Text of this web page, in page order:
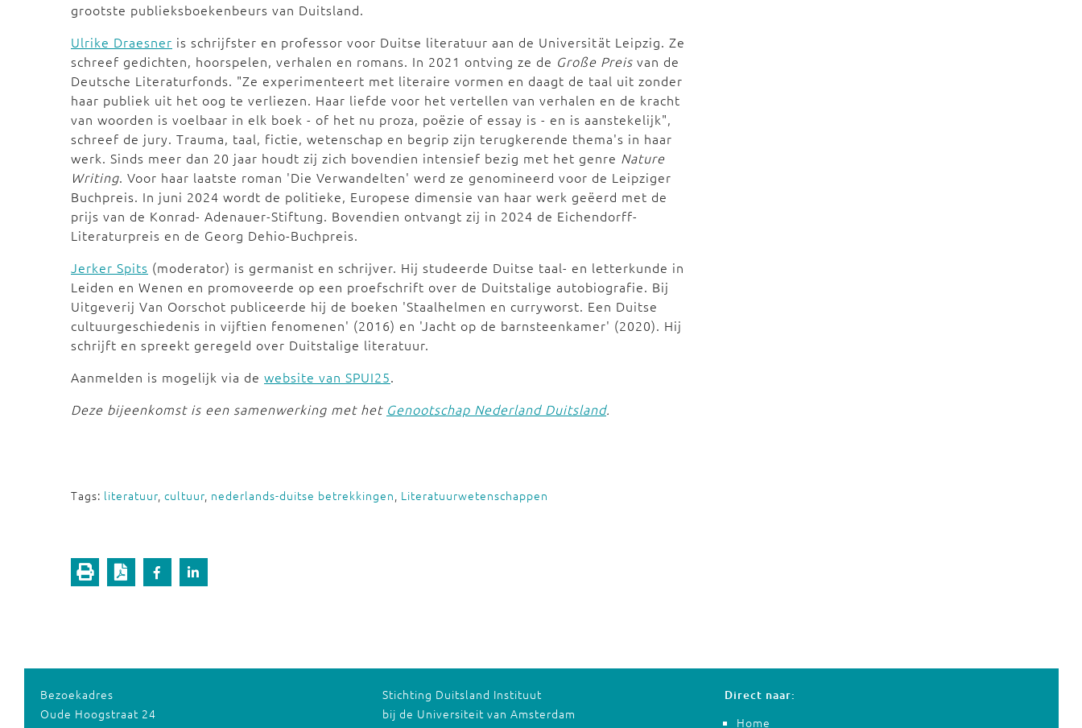
grootste publieksboekenbeurs van Duitsland.
Ulrike Draesner is schrijfster en professor voor Duitse literatuur aan de Universit؜ät Leipzig. Ze
schreef gedichten, hoorspelen, verhalen en romans. In 2021 ontving ze de Große Preis van de
Deutsche Literaturfonds. "Ze experimenteert met literaire vormen en daagt de taal uit zonder
haar publiek uit het oog te verliezen. Haar liefde voor het vertellen van verhalen en de kracht
van woorden is voelbaar in elk boek - of het nu proza, poëzie of essay is - en is aanstekelijk",
schreef de jury. Trauma, taal, fictie, wetenschap en begrip zijn terugkerende thema's in haar
werk. Sinds meer dan 20 jaar houdt zij zich bovendien intensief bezig met het genre Nature
Writing. Voor haar laatste roman 'Die Verwandelten' werd ze genomineerd voor de Leipziger
Buchpreis. In juni 2024 wordt de politieke, Europese dimensie van haar werk geëerd met de
prijs van de Konrad- Adenauer-Stiftung. Bovendien ontvangt zij in 2024 de Eichendorff-
Literaturpreis en de Georg Dehio-Buchpreis.
Jerker Spits (moderator) is germanist en schrijver. Hij studeerde Duitse taal- en letterkunde in
Leiden en Wenen en promoveerde op een proefschrift over de Duitstalige autobiografie. Bij
Uitgeverij Van Oorschot publiceerde hij de boeken 'Staalhelmen en curryworst. Een Duitse
cultuurgeschiedenis in vijftien fenomenen' (2016) en 'Jacht op de barnsteenkamer' (2020). Hij
schrijft en spreekt geregeld over Duitstalige literatuur.
Aanmelden is mogelijk via de website van SPUI25.
Deze bijeenkomst is een samenwerking met het Genootschap Nederland Duitsland.
Tags: literatuur, cultuur, nederlands-duitse betrekkingen, Literatuurwetenschappen
Bezoekadres
Oude Hoogstraat 24
Stichting Duitsland Instituut
bij de Universiteit van Amsterdam
Direct naar:
Home